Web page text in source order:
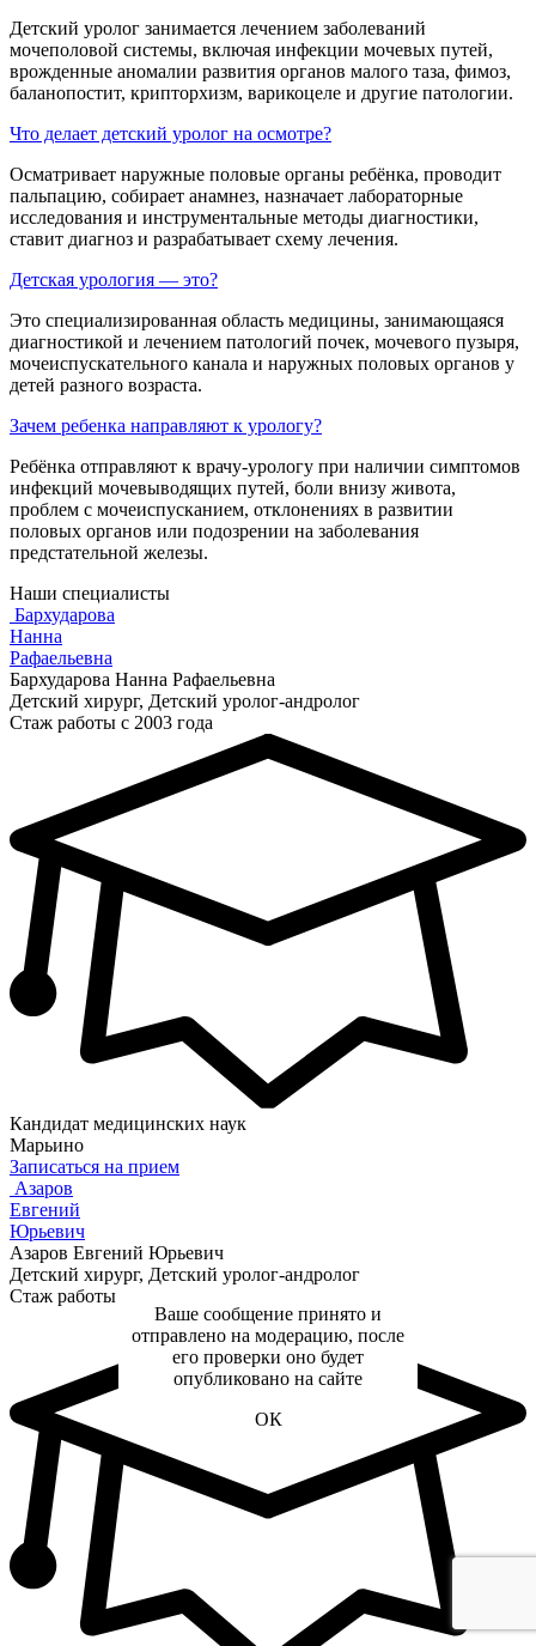
Детский уролог занимается лечением заболеваний
мочеполовой системы, включая инфекции мочевых путей,
врожденные аномалии развития органов малого таза, фимоз,
баланопостит, крипторхизм, варикоцеле и другие патологии.
Что делает детский уролог на осмотре?
Осматривает наружные половые органы ребёнка, проводит
пальпацию, собирает анамнез, назначает лабораторные
исследования и инструментальные методы диагностики,
ставит диагноз и разрабатывает схему лечения.
Детская урология — это?
Это специализированная область медицины, занимающаяся
диагностикой и лечением патологий почек, мочевого пузыря,
мочеиспускательного канала и наружных половых органов у
детей разного возраста.
Зачем ребенка направляют к урологу?
Ребёнка отправляют к врачу-урологу при наличии симптомов
инфекций мочевыводящих путей, боли внизу живота,
проблем с мочеиспусканием, отклонениях в развитии
половых органов или подозрении на заболевания
предстательной железы.
Наши специалисты
Бархударова
Нанна
Рафаельевна
Бархударова Нанна Рафаельевна
Детский хирург, Детский уролог-андролог
Стаж работы с 2003 года
Кандидат медицинских наук
Марьино
Записаться на прием
Азаров
Евгений
Юрьевич
Азаров Евгений Юрьевич
Детский хирург, Детский уролог-андролог
Стаж работы с 2010 года
Ваше сообщение принято и
отправлено на модерацию, после
его проверки оно будет
опубликовано на сайте
ОК